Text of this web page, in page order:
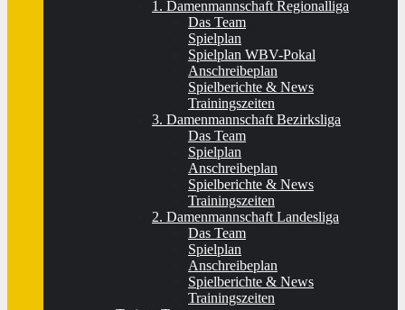
1. Damenmannschaft Regionalliga
Das Team
Spielplan
Spielplan WBV-Pokal
Anschreibeplan
Spielberichte & News
Trainingszeiten
3. Damenmannschaft Bezirksliga
Das Team
Spielplan
Anschreibeplan
Spielberichte & News
Trainingszeiten
2. Damenmannschaft Landesliga
Das Team
Spielplan
Anschreibeplan
Spielberichte & News
Trainingszeiten